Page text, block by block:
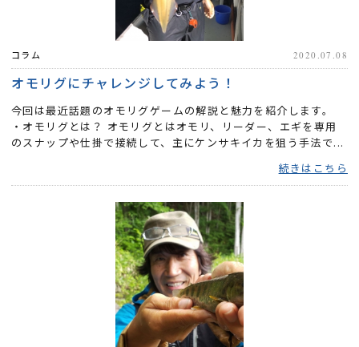
コラム 2020.07.08
オモリグにチャレンジしてみよう！
今回は最近話題のオモリグゲームの解説と魅力を紹介します。
・オモリグとは？ オモリグとはオモリ、リーダー、エギを専用
のスナップや仕掛で接続して、主にケンサキイカを狙う手法で...
続きはこちら